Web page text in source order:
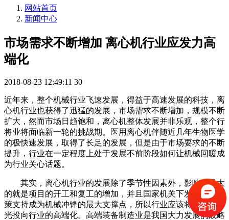
网站首页
新闻中心
市场需求不断增加 离心机行业应发力高
端化
2018-08-23 12:49:11 30
近年来，整个机械行业飞速发展，得益于高速发展的科技，离
心机行业也获得了迅猛的发展，市场需求不断增加，规模不断
扩大，然而市场日趋饱和，离心机整体发展并非乐观，整个行
将业将面临新一轮的挑战期。医用离心机伴随近几年生物医学
的极快速发展，取得了长足的发展，但是由于市场要求的不断
提升，行业在一定程度上处于发展不前阶段如何让机械回暖成
为行业关心话题。
其实，离心机行业的发展除了季节性因素外，影响力最大
的就是项目的开工和复工的增加，并且国家机关下发的各项政
策支持成为机械冲锋的最大支撑点，所以行业应该将更多的目
光投向行业的高端化。高端装备制造业是我国大力发展的战略